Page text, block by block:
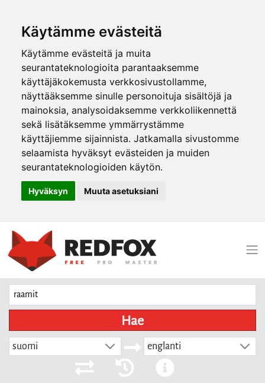
Käytämme evästeitä
Käytämme evästeitä ja muita
seurantateknologioita parantaaksemme
käyttäjäkokemusta verkkosivustollamme,
näyttääksemme sinulle personoituja sisältöjä ja
mainoksia, analysoidaksemme verkkoliikennettä
sekä lisätäksemme ymmärrystämme
käyttäjiemme sijainnista. Jatkamalla sivustomme
selaamista hyväksyt evästeiden ja muiden
seurantateknologioiden käytön.
Hyväksyn Muuta asetuksiani
Hae
suomi englanti